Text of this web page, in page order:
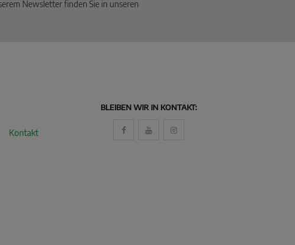
Newsletter finden Sie in unseren
Kontakt
BLEIBEN WIR IN KONTAKT: